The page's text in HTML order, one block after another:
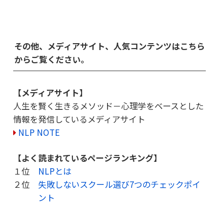
その他、メディアサイト、人気コンテンツはこちら
からご覧ください。
【メディアサイト】
人生を賢く生きるメソッド－心理学をベースとした
情報を発信しているメディアサイト
NLP NOTE
【よく読まれているページランキング】
１位 NLPとは
２位 失敗しないスクール選び7つのチェックポイ
ント